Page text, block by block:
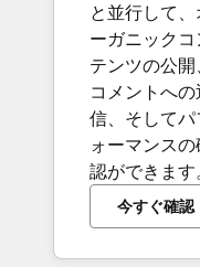
と並行して、
ーガニックコ
テンツの公開
コメントへの
信、そしてパ
ォーマンスの
認ができます
今すぐ確認